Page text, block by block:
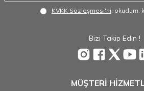
KVKK Sözleşmesi'ni, okudum,
Bizi Takip Edin !
MÜŞTERİ